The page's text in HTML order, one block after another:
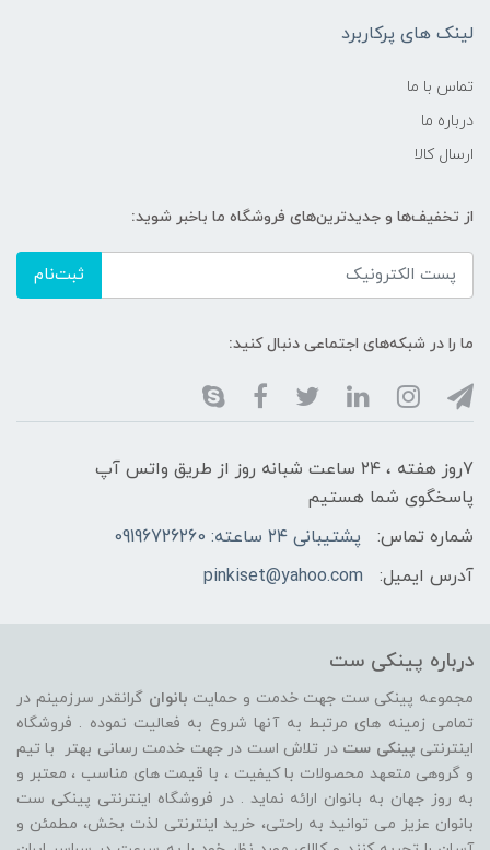
لینک های پرکاربرد
تماس با ما
درباره ما
ارسال کالا
از تخفیف‌ها و جدیدترین‌های فروشگاه ما باخبر شوید:
ثبت‌نام
ما را در شبکه‌های اجتماعی دنبال کنید:
7روز هفته ، ۲۴ ساعت شبانه‌ روز از طریق واتس آپ
پاسخگوی شما هستیم
شماره تماس:
پشتیبانی ۲۴ ساعته: 09196726260
آدرس ایمیل:
pinkiset@yahoo.com
درباره پینکی ست
مجموعه پینکی ست جهت خدمت و حمایت بانوان گرانقدر سرزمینم در
تمامی زمینه های مرتبط به آنها شروع به فعالیت نموده . فروشگاه
اینترنتی پینکی ست در تلاش است در جهت خدمت رسانی بهتر با تیم
و گروهی متعهد محصولات با کیفیت ، با قیمت های مناسب ، معتبر و
به روز جهان به بانوان ارائه نماید . در فروشگاه اینترنتی پینکی ست
بانوان عزیز می توانيد به راحتی، خرید اینترنتی لذت بخش، مطمئن و